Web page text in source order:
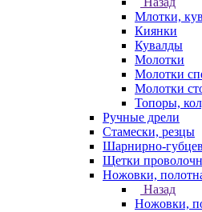
Млотки,
Киянки
Кувалды
Молотки
Молотки
Молотки
Топоры,
Ручные дрели
Стамески, резцы
Шарнирно-
Щетки
Ножовки,
Назад
Ножовки,